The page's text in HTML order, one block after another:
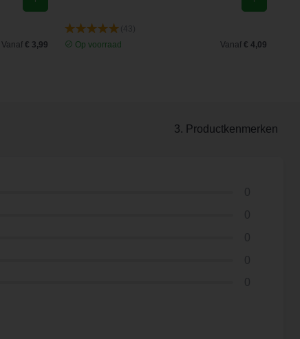
Vanaf € 3,99
Op voorraad
Vanaf € 4,09
3. Productkenmerken